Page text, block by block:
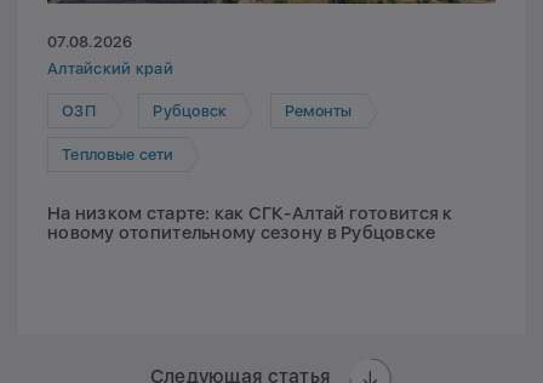
07.08.2026
Алтайский край
ОЗП Рубцовск Ремонты
Тепловые сети
На низком старте: как СГК-Алтай готовится к
новому отопительному сезону в Рубцовске
Следующая статья